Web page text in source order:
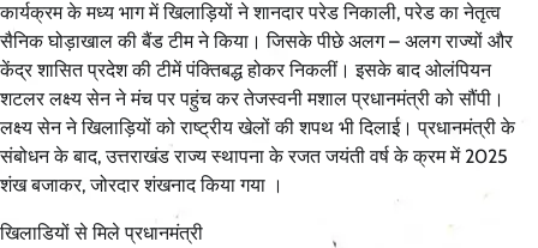
कार्यक्रम के मध्य भाग में खिलाड़ियों ने शानदार परेड निकाली, परेड का नेतृत्व
सैनिक घोड़ाखाल की बैंड टीम ने किया। जिसके पीछे अलग – अलग राज्यों और
केंद्र शासित प्रदेश की टीमें पंक्तिबद्ध होकर निकलीं। इसके बाद ओलंपियन
शटलर लक्ष्य सेन ने मंच पर पहुंच कर तेजस्वनी मशाल प्रधानमंत्री को सौंपी।
लक्ष्य सेन ने खिलाड़ियों को राष्ट्रीय खेलों की शपथ भी दिलाई। प्रधानमंत्री के
संबोधन के बाद, उत्तराखंड राज्य स्थापना के रजत जयंती वर्ष के क्रम में 2025
शंख बजाकर, जोरदार शंखनाद किया गया ।
खिलाडियों से मिले प्रधानमंत्री